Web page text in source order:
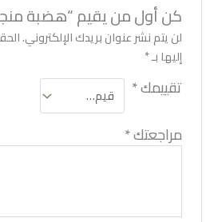
كن أول من يقيم “هضبة
لن يتم نشر عنوان بريدك الإلكتروني.
إليها بـ*
تقييمك*
مراجعتك*